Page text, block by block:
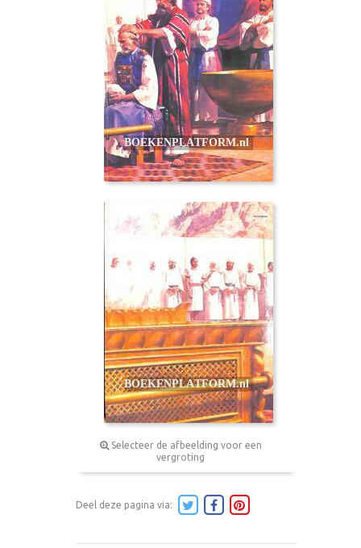
Selecteer de afbeelding voor een
vergroting
Deel deze pagina via: